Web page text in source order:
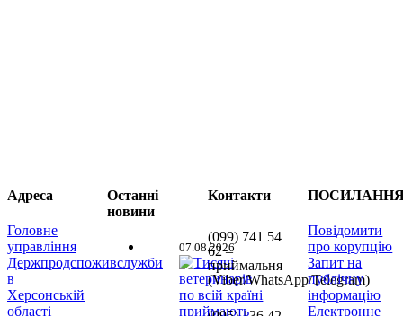
Адреса
Головне
управління
Держпродспоживслужби
в
Херсонській
області
Останні
новини
07.08.2026
Контакти
(099) 741 54
62 –
приймальня
(Viber/WhatsApp/Telegram)
Повідомити
про корупцію
Запит на
публічну
інформацію
Електронне